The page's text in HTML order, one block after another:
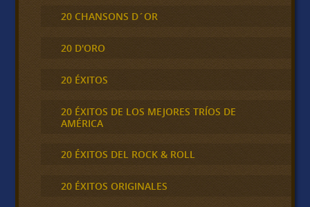
20 CHANSONS D´OR
20 D'ORO
20 ÉXITOS
20 ÉXITOS DE LOS MEJORES TRÍOS DE
AMÉRICA
20 ÉXITOS DEL ROCK & ROLL
20 ÉXITOS ORIGINALES